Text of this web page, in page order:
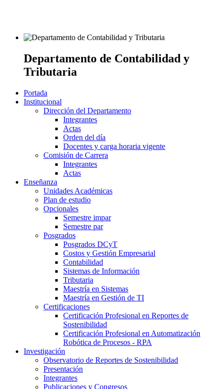
Departamento de Contabilidad y
Tributaria
Portada
Institucional
Dirección del Departamento
Integrantes
Actas
Orden del día
Docentes y carga horaria vigente
Comisión de Carrera
Integrantes
Actas
Enseñanza
Unidades Académicas
Plan de estudio
Opcionales
Semestre impar
Semestre par
Posgrados
Posgrados DCyT
Costos y Gestión Empresarial
Contabilidad
Sistemas de Información
Tributaria
Maestría en Sistemas
Maestría en Gestión de TI
Certificaciones
Certificación Profesional en Reportes de
Sostenibilidad
Certificación Profesional en Automatización
Robótica de Procesos - RPA
Investigación
Observatorio de Reportes de Sostenibilidad
Presentación
Integrantes
Publicaciones y Congresos